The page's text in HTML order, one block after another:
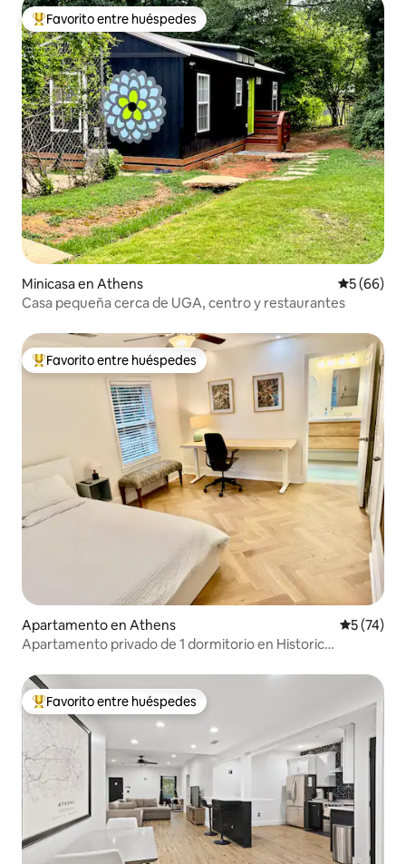
Favorito entre huéspedes preferido
Favorito entre huéspedes
Minicasa en Athens
5 (66)
Casa pequeña cerca de UGA, centro y restaurantes
Favorito entre huéspedes preferido
Favorito entre huéspedes
Apartamento en Athens
5 (74)
Apartamento privado de 1 dormitorio en Historic
Favorito entre huéspedes preferido
Favorito entre huéspedes